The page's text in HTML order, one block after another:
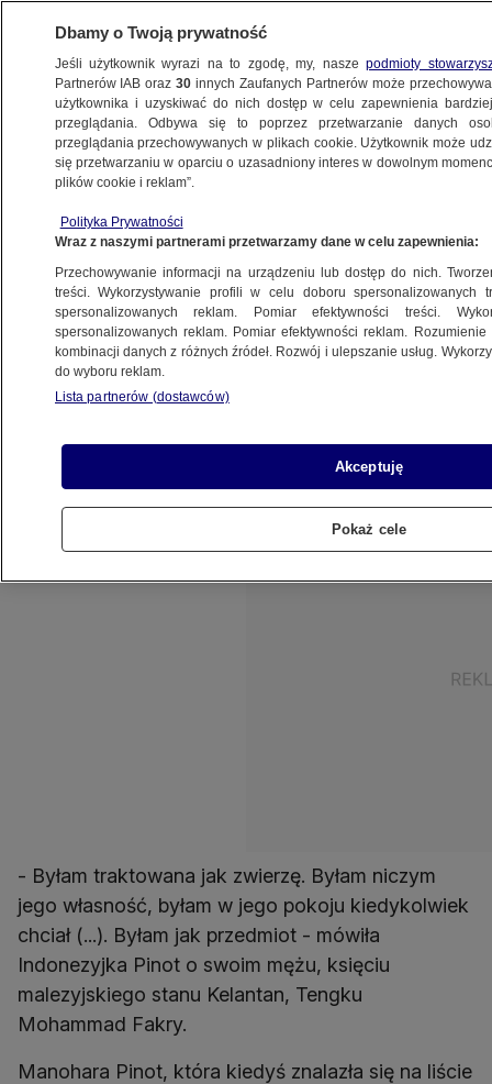
ŚWIAT
2.06.2009, 08:36Aktualizacja:2.06.2009, 11:17
Udostępnij
To miała być miłość jak z bajki. 17-letnia
indonezyjska modelka Manohara Odelia Pinot
poślubiła prawdziwego księcia Malezji. Życie
prawdziwym dramatem. - Byłam seks-
niewolnicą mojego męża - oświadczyła kobieta.
- Byłam traktowana jak zwierzę. Byłam niczym
jego własność, byłam w jego pokoju kiedykolwiek
chciał (...). Byłam jak przedmiot - mówiła
Indonezyjka Pinot o swoim mężu, księciu
malezyjskiego stanu Kelantan, Tengku
Mohammad Fakry.
Manohara Pinot, która kiedyś znalazła się na liście
Dbamy o Twoją prywatność
Jeśli użytkownik wyrazi na to zgodę, my, naszepodmioty
Partnerów IAB oraz30 innych Zaufanych Partnerów może
użytkownika i uzyskiwać do nich dostęp w celu zapewnienia
przeglądania. Odbywa się to poprzez przetwarzanie danych
przeglądania przechowywanych w plikach cookie. Użytkownik może
się przetwarzaniu w oparciu o uzasadniony interes w dowolnym
plików cookie i reklam”.
Polityka Prywatności
Wraz z naszymi partnerami przetwarzamy dane w celu zapewnienia:
Przechowywanie informacji na urządzeniu lub dostęp do nich.
treści. Wykorzystywanie profili w celu doboru spersonalizowanych
spersonalizowanych reklam. Pomiar efektywności treści.
spersonalizowanych reklam. Pomiar efektywności reklam.
kombinacji danych z różnych źródeł. Rozwój i ulepszanie usług.
do wyboru reklam.
Lista partnerów (dostawców)
Akceptuję
Pokaż cele